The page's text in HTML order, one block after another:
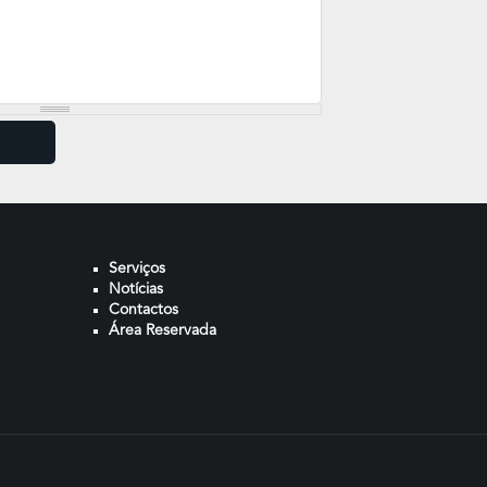
Serviços
Notícias
Contactos
Área Reservada